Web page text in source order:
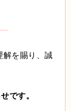
解を賜り、誠
です。